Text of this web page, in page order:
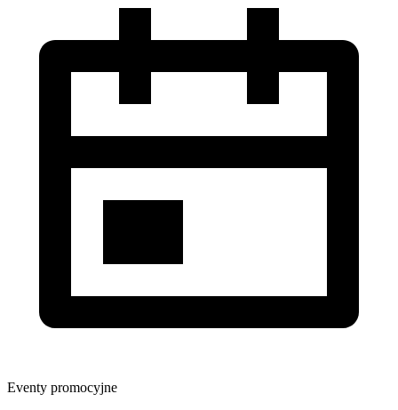
Eventy promocyjne